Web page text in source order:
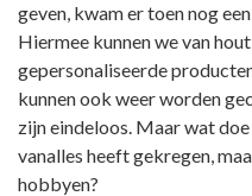
geven, kwam er toen nog
Hiermee kunnen we van
gepersonaliseerde
kunnen ook weer worden
zijn eindeloos. Maar wat
vanalles heeft gekregen,
hobbyen?